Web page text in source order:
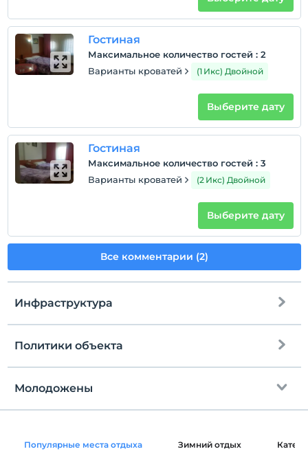
Показать на
Политики объекта
Время выезда
До 12:00
Домашние животные
Домашние животные не допускаются
Дети
С детей младше 2 плата не взимается.
Гостиная
Максимальное количество гостей : 2
Варианты кроватей
(1 Икс) Двойной
Выберите дату
Гостиная
Максимальное количество гостей : 3
Варианты кроватей
(2 Икс) Двойной
Выберите дату
Все комментарии (2)
Инфраструктура
Политики объекта
Зарегистрироваться
Через 14:00
Время выезда
Домашние животные
Молодожены
Украшение комнаты
Популярные места отдыха Зимний отдых